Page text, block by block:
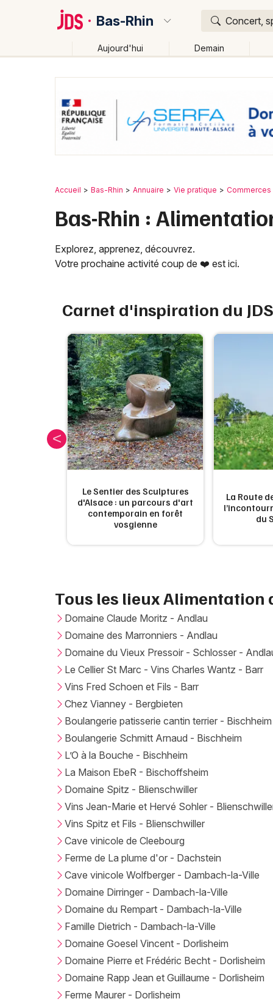
Bas-Rhin Concert,
Aujourd'hui Demain
Accueil Bas-Rhin Annuaire Vie pratique
Bas-Rhin :
Explorez, apprenez, découvrez.
Votre prochaine activité coup de ❤️ est ici.
Carnet d'inspiration du JDS
Le Sentier des Sculptures
d'Alsace : un parcours d'art
contemporain en forêt
vosgienne
La Route
du
Tous les lieux Alimentation
Domaine Claude Moritz - Andlau
Domaine des Marronniers - Andlau
Domaine du Vieux Pressoir - Schlosser -
Le Cellier St Marc - Vins Charles Wantz - Barr
Vins Fred Schoen et Fils - Barr
Chez Vianney - Bergbieten
Boulangerie patisserie cantin terrier - Bischheim
Boulangerie Schmitt Arnaud - Bischheim
L’O à la Bouche - Bischheim
La Maison EbeR - Bischoffsheim
Domaine Spitz - Blienschwiller
Vins Jean-Marie et Hervé Sohler -
Vins Spitz et Fils - Blienschwiller
Cave vinicole de Cleebourg
Ferme de La plume d'or - Dachstein
Cave vinicole Wolfberger - Dambach-la-Ville
Domaine Dirringer - Dambach-la-Ville
Domaine du Rempart - Dambach-la-Ville
Famille Dietrich - Dambach-la-Ville
Domaine Goesel Vincent - Dorlisheim
Domaine Pierre et Frédéric Becht - Dorlisheim
Domaine Rapp Jean et Guillaume - Dorlisheim
Ferme Maurer - Dorlisheim
Où ?
Bas-Rhin (67)